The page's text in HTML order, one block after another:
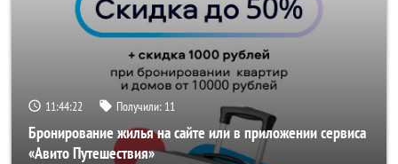
11:44:20 Получили: 11
Бронирование жилья на сайте или в приложении сервиса
«Авито Путешествия»